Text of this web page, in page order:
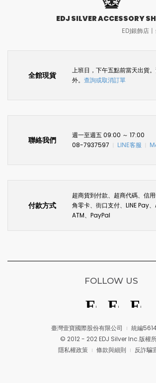
EDJ SILVER ACCESSORY
EDJ銀飾店
全館現貨
上班日，下午五點前當天出貨
外。 查詢或取消訂單
聯絡我們
週一至週五 09:00 ～ 17:00
08-7937597
LINE客服
付款方式
超商貨到付款、超商代碼、信
角零卡、街口支付、LINE Pay、
ATM、PayPal
臺灣壹寶國際股份有限公司
統編
© 2012 - 202 EDJ Silver Inc.版權
隱私權政策
條款與細則 反詐騙
FOLLOW US